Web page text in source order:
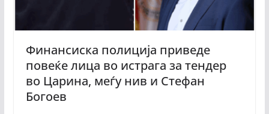
Финансиска полиција приведе
повеќе лица во истрага за тендер
во Царина, меѓу нив и Стефан
Богоев